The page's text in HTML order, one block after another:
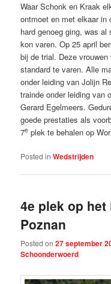
Waar Schonk en Kraak
ontmoet en met elkaar in
hard genoeg ging, was
kon varen. Op 25 april
bij de trial. Deze
standard te varen. Alle
onder leiding van Jolijn
trainde onder leiding van
Gerard Egelmeers.
goede prestaties als
7e plek te behalen op
Posted in Wedstrijden
4e plek op het
Poznan
Posted on27 september
Schoonderwoerd